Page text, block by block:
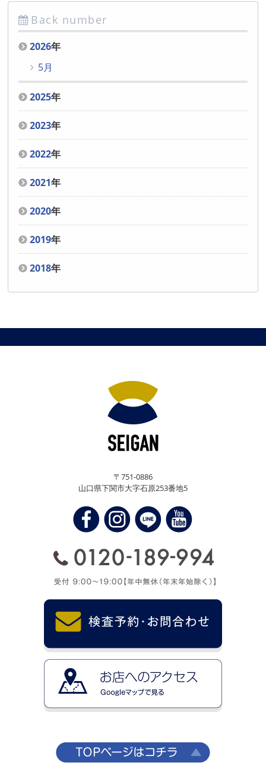
Back number
2026年
5月
2025年
2023年
2022年
2021年
2020年
2019年
2018年
〒751-0886
山口県下関市大字石原253番地5